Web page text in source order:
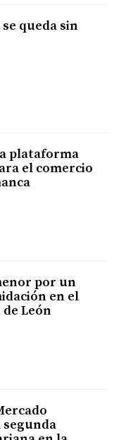
queda sin
plataforma
el comercio
por un
en el
León